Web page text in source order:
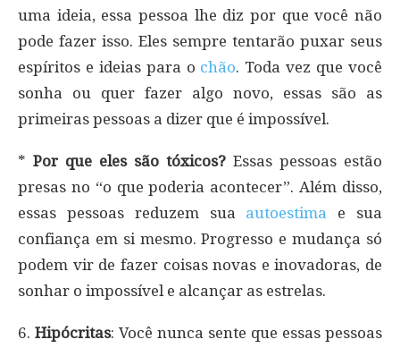
uma ideia, essa pessoa lhe diz por que você não
pode fazer isso. Eles sempre tentarão puxar seus
espíritos e ideias para o chão. Toda vez que você
sonha ou quer fazer algo novo, essas são as
primeiras pessoas a dizer que é impossível.
* Por que eles são tóxicos? Essas pessoas estão
presas no “o que poderia acontecer”. Além disso,
essas pessoas reduzem sua autoestima
e sua
confiança em si mesmo. Progresso e mudança só
podem vir de fazer coisas novas e inovadoras, de
sonhar o impossível e alcançar as estrelas.
6. Hipócritas: Você nunca sente que essas pessoas